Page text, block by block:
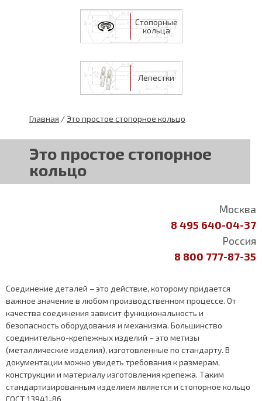
Стопорные
кольца
Лепестки
Главная /Это простое стопорное кольцо
Это простое стопорное
кольцо
Москва
8 495 640-04-37
Россия
8 800 777-87-35
Соединение деталей – это действие, которому придается
важное значение в любом производственном процессе. От
качества соединения зависит функциональность и
безопасность оборудования и механизма. Большинство
соединительно-крепежных изделий – это метизы
(металлические изделия), изготовленные по стандарту. В
документации можно увидеть требования к размерам,
конструкции и материалу изготовления крепежа. Таким
стандартизированным изделием является и стопорное кольцо
ГОСТ 13941-86.